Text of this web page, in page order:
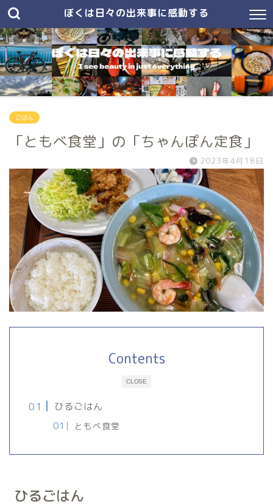
ぼくは日々の出来事に感動する
ごはん
「ともべ食堂」の「ちゃんぽん定食」
2023年4月18日
CLOSE
Contents
ひるごはん
ともべ食堂
ひるごはん